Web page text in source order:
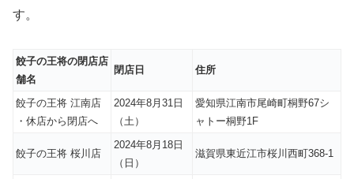
す。
餃子の王将の閉店店
舗名
閉店日 住所
餃子の王将 江南店
・休店から閉店へ
2024年8月31日
（土）
愛知県江南市尾崎町桐野67シ
ャトー桐野1F
餃子の王将 桜川店
2024年8月18日
（日）
滋賀県東近江市桜川西町368-1